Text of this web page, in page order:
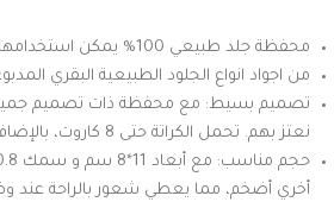
محفظة جلد طبيعي 100% يمكن استخدامها كهدية قيمة للأشخاص الذين نهتم لأمرهم
من اجواد انواع الجلود الطبيعية البقري
تصميم بسيط: مع محفظة ذات تصميم
نعتز بهم. تحمل الكراتة حتى 8 كاروت، بالإضافة لجيب للنقود الورقية ايضا مقاومة للماء وللنا
أخري أضخم، مما يعطي شعور بالراحة عند